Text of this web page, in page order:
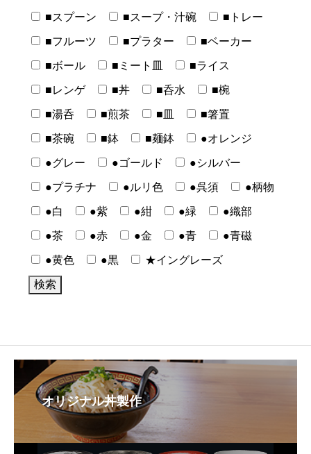
■スプーン ■スープ・汁碗 ■トレー
■フルーツ ■プラター ■ベーカー
■ボール ■ミート皿 ■ライス
■レンゲ ■丼 ■呑水 ■椀
■湯呑 ■煎茶 ■皿 ■箸置
■茶碗 ■鉢 ■麺鉢 ●オレンジ
●グレー ●ゴールド ●シルバー
●プラチナ ●ルリ色 ●呉須 ●柄物
●白 ●紫 ●紺 ●緑 ●織部
●茶 ●赤 ●金 ●青 ●青磁
●黄色 ●黒 ★イングレーズ
オリジナル丼製作